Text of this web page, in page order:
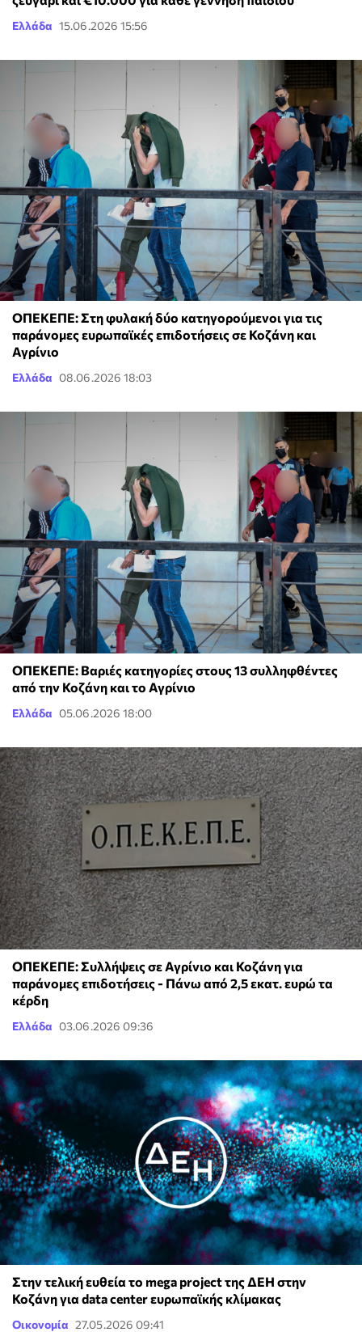
Ελλάδα 15.06.2026 15:56
ΟΠΕΚΕΠΕ: Στη φυλακή δύο κατηγορούμενοι για τις
παράνομες ευρωπαϊκές επιδοτήσεις σε Κοζάνη και
Αγρίνιο
Ελλάδα 08.06.2026 18:03
ΟΠΕΚΕΠΕ: Βαριές κατηγορίες στους 13 συλληφθέντες
από την Κοζάνη και το Αγρίνιο
Ελλάδα 05.06.2026 18:00
ΟΠΕΚΕΠΕ: Συλλήψεις σε Αγρίνιο και Κοζάνη για
παράνομες επιδοτήσεις - Πάνω από 2,5 εκατ. ευρώ τα
κέρδη
Ελλάδα 03.06.2026 09:36
Στην τελική ευθεία το mega project της ΔΕΗ στην
Κοζάνη για data center ευρωπαϊκής κλίμακας
Οικονομία 27.05.2026 09:41